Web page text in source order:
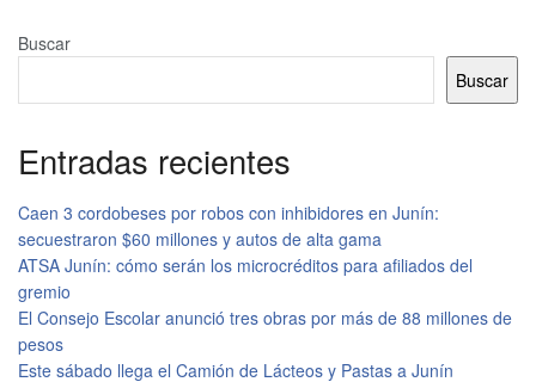
Buscar
Buscar
Entradas recientes
Caen 3 cordobeses por robos con inhibidores en Junín:
secuestraron $60 millones y autos de alta gama
ATSA Junín: cómo serán los microcréditos para afiliados del
gremio
El Consejo Escolar anunció tres obras por más de 88 millones de
pesos
Este sábado llega el Camión de Lácteos y Pastas a Junín